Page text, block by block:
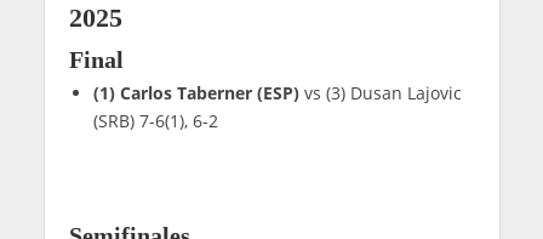
2025
Final
(1) Carlos Taberner (ESP)vs (3) Dusan Lajovic
(SRB) 7-6(1), 6-2